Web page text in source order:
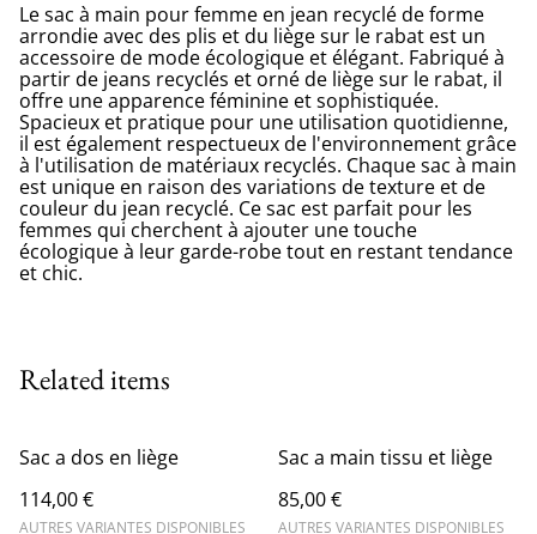
Le sac à main pour femme en jean recyclé de forme
arrondie avec des plis et du liège sur le rabat est un
accessoire de mode écologique et élégant. Fabriqué à
partir de jeans recyclés et orné de liège sur le rabat, il
offre une apparence féminine et sophistiquée.
Spacieux et pratique pour une utilisation quotidienne,
il est également respectueux de l'environnement grâce
à l'utilisation de matériaux recyclés. Chaque sac à main
est unique en raison des variations de texture et de
couleur du jean recyclé. Ce sac est parfait pour les
femmes qui cherchent à ajouter une touche
écologique à leur garde-robe tout en restant tendance
et chic.
Related items
Sac a dos en liège
114,00 €
AUTRES VARIANTES DISPONIBLES
Sac a main tissu et liège
85,00 €
AUTRES VARIANTES DISPONIBLES